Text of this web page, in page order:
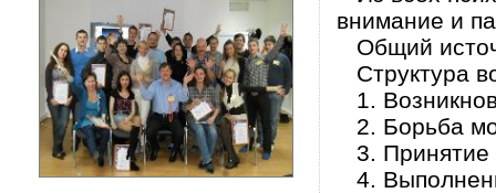
внимание и
Общий
Структура
1.
2. Борьба
3. Принятие
4.